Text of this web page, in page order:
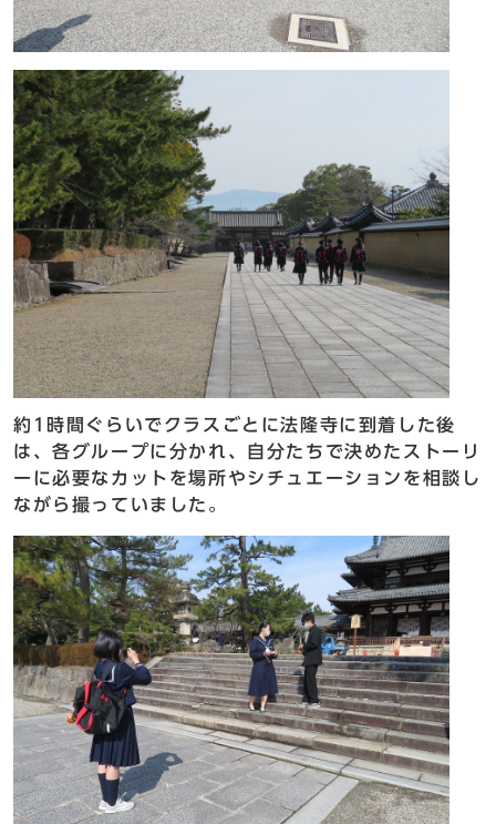
約1時間ぐらいでクラスごとに法隆寺に到着した後
は、各グループに分かれ、自分たちで決めたストーリ
ーに必要なカットを場所やシチュエーションを相談し
ながら撮っていました。